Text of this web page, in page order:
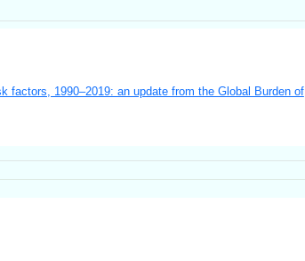
factors, 1990–2019: an update from the Global Burden of